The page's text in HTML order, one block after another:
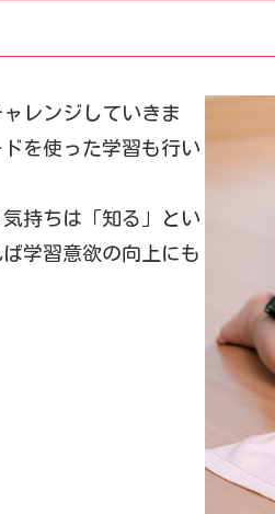
レンジしていきま
を使った学習も行い
持ちは「知る」とい
学習意欲の向上にも